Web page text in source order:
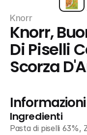
Knorr
Knorr,
Di Piselli
Scorza
Informazioni
Ingredienti
Pasta di piselli 63%,